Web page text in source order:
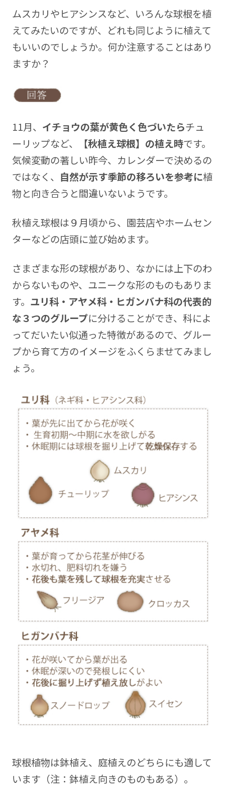
中
・エクステリアプランナー
・造園施工管理技師
・ハンギングバスケットマスター
facebook
ムスカリやヒアシンスなど、いろんな球根を植
えてみたいのですが、どれも同じように植えて
もいいのでしょうか。何か注意することはあり
ますか？
11月、 イチョウの葉が黄色く色づいたらチュ
ーリップなど、
【秋植え球根】の植え時です。
気候変動の著しい昨今、カレンダーで決めるの
ではなく、 自然が示す季節の移ろいを参考に植
物と向き合うと間違いないようです。
秋植え球根は９月頃から、園芸店やホームセン
ターなどの店頭に並び始めます。
さまざまな形の球根があり、なかには上下のわ
からないものや、ユニークな形のものもありま
す。 ユリ科・アヤメ科・ヒガンバナ科の代表的
な３つのグループに分けることができ、科によ
ってだいたい似通った特徴があるので、グルー
プから育て方のイメージをふくらませてみまし
ょう。
球根植物は鉢植え、庭植えのどちらにも適して
います（注：鉢植え向きのものもある）。